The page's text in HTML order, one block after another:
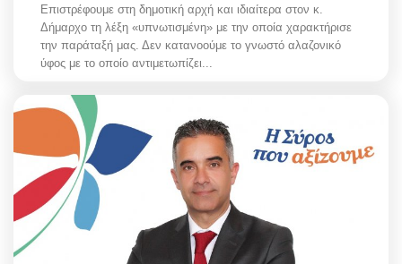
Επιστρέφουμε στη δημοτική αρχή και ιδιαίτερα στον κ.
Δήμαρχο τη λέξη «υπνωτισμένη» με την οποία χαρακτήρισε
την παράταξή μας. Δεν κατανοούμε το γνωστό αλαζονικό
ύφος με το οποίο αντιμετωπίζει...